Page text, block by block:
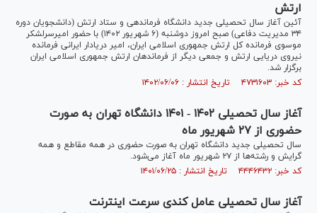
ارتش
آئین آغاز سال تحصیلی جدید دانشگاه فرماندهی و ستاد ارتش (دانشجویان دوره
۳۴ مدیریت دفاعی) صبح امروز دوشنبه (۶ شهریور ۱۴۰۲) با حضور امیرسرلشکر
موسوی فرمانده کل ارتش جمهوری اسلامی ایران، امیر دریادار ایرانی فرمانده
نیروی دریایی ارتش و جمعی دیگر از فرماندهان ارتش جمهوری اسلامی ایران
برگزار شد.
کد خبر: ۴۷۳۱۶۰۳ تاریخ انتشار : ۱۴۰۲/۰۶/۰۶
آغاز سال تحصیلی ۱۴۰۲ - ۱۴۰۱ دانشگاه تهران به صورت
حضوری از ۲۷ شهریور ماه
سال تحصیلی جدید دانشگاه تهران به صورت حضوری در همه مقاطع و همه
گرایش و‌ رشته‌ها از ۲۷ شهریور ماه آغاز می‌شود.
کد خبر: ۴۴۴۶۴۳۲ تاریخ انتشار : ۱۴۰۱/۰۶/۲۵
آغاز سال تحصیلی عامل کندی سرعت اینترنت